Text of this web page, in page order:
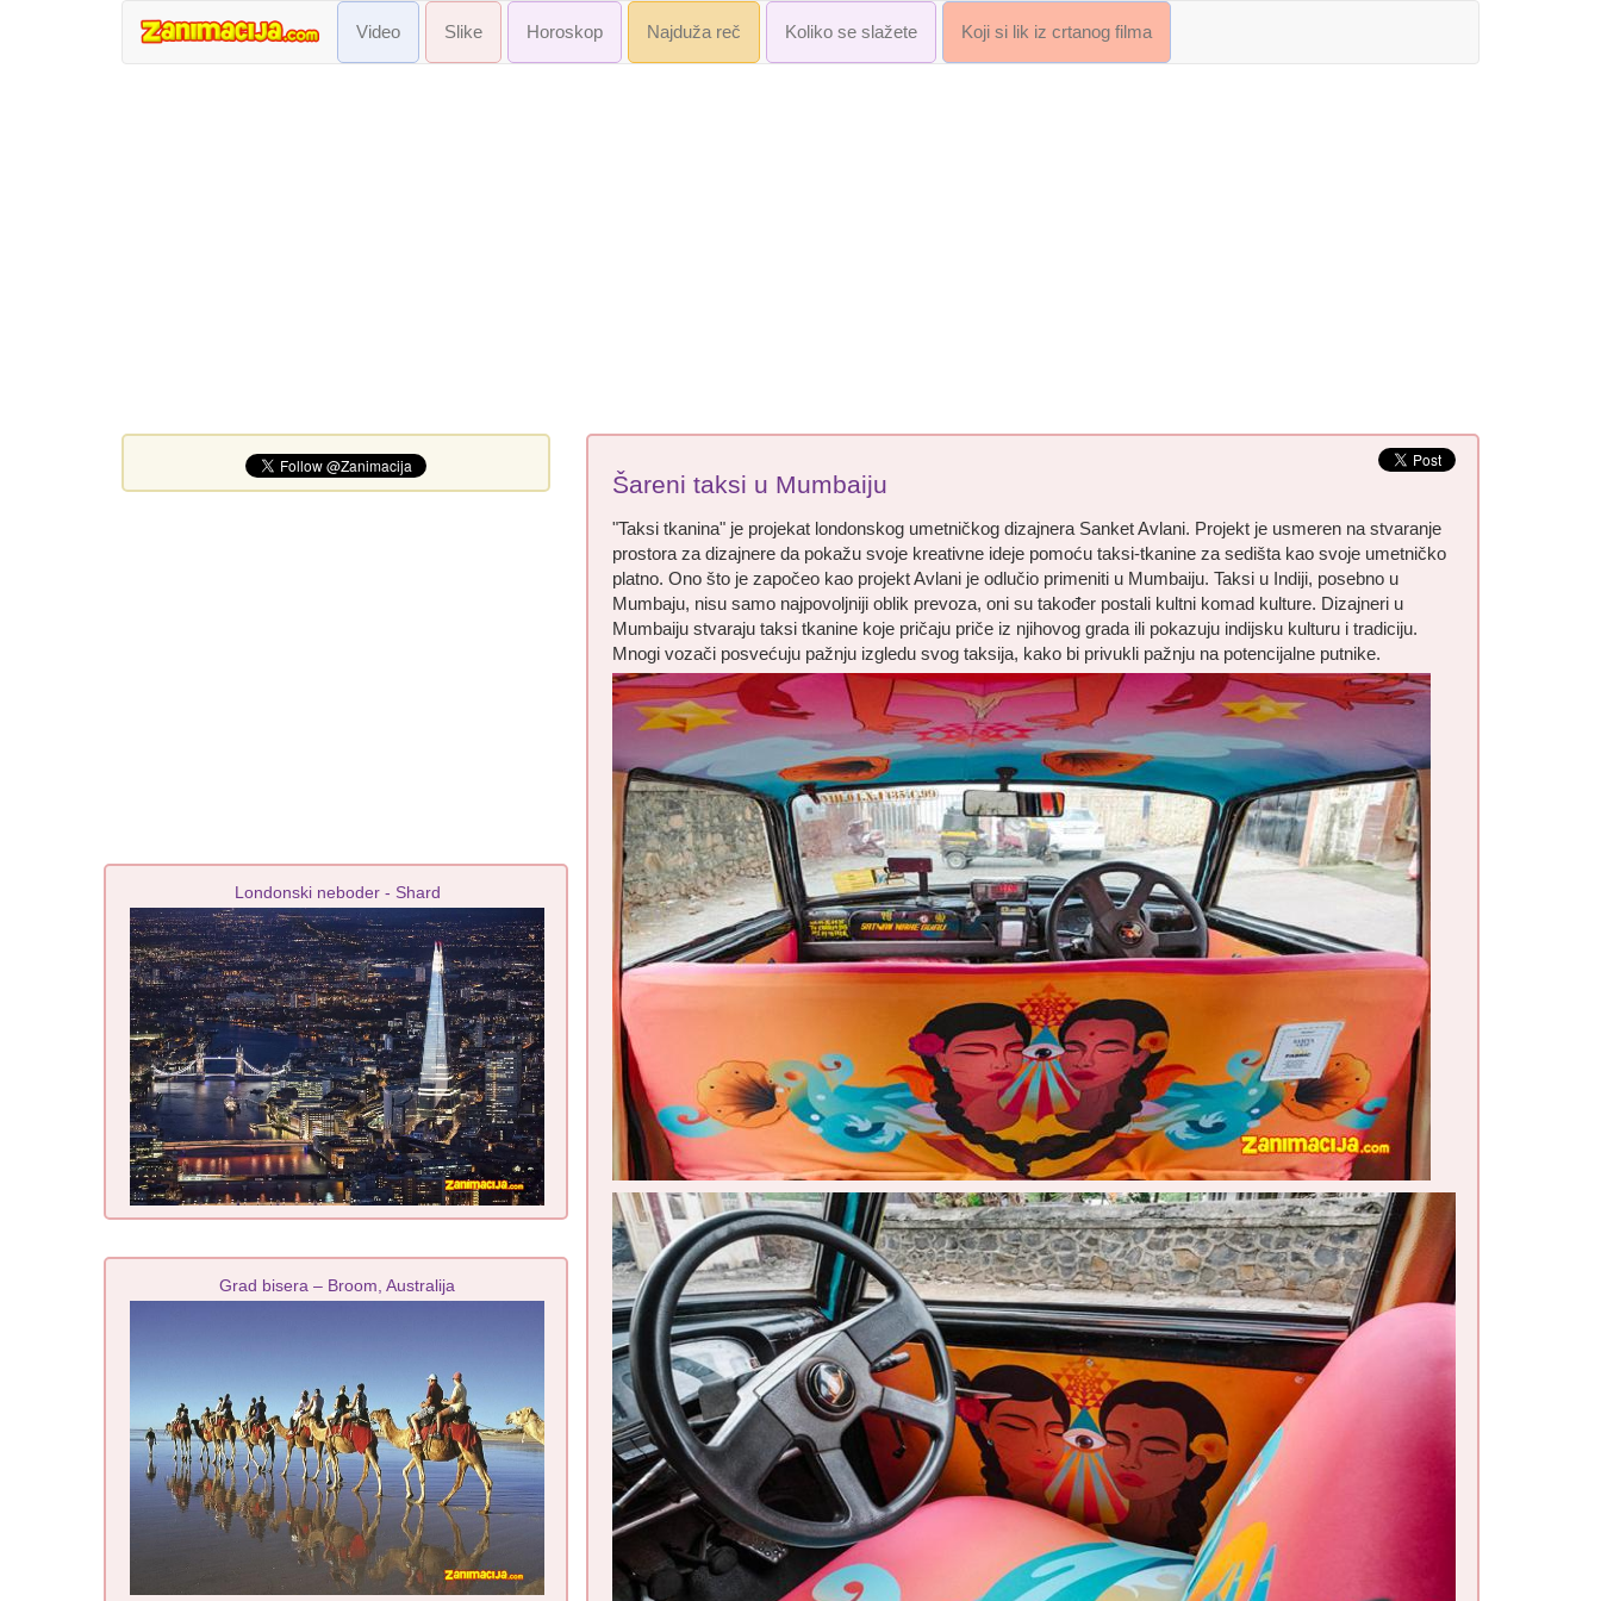
Video Slike Horoskop Najduža reč Koliko se slažete Koji si lik iz crtanog filma
Šareni taksi u Mumbaiju
"Taksi tkanina" je projekat londonskog umetničkog dizajnera Sanket Avlani. Projekt je usmeren na stvaranje
prostora za dizajnere da pokažu svoje kreativne ideje pomoću taksi-tkanine za sedišta kao svoje umetničko
platno. Ono što je započeo kao projekt Avlani je odlučio primeniti u Mumbaiju. Taksi u Indiji, posebno u
Mumbaju, nisu samo najpovoljniji oblik prevoza, oni su također postali kultni komad kulture. Dizajneri u
Mumbaiju stvaraju taksi tkanine koje pričaju priče iz njihovog grada ili pokazuju indijsku kulturu i tradiciju.
Mnogi vozači posvećuju pažnju izgledu svog taksija, kako bi privukli pažnju na potencijalne putnike.
Londonski neboder - Shard
Grad bisera – Broom, Australija